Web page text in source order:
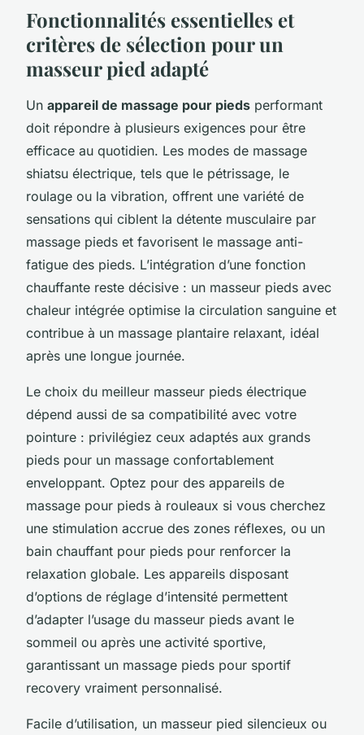
Fonctionnalités essentielles et
critères de sélection pour un
masseur pied adapté
Un appareil de massage pour pieds performant
doit répondre à plusieurs exigences pour être
efficace au quotidien. Les modes de massage
shiatsu électrique, tels que le pétrissage, le
roulage ou la vibration, offrent une variété de
sensations qui ciblent la détente musculaire par
massage pieds et favorisent le massage anti-
fatigue des pieds. L’intégration d’une fonction
chauffante reste décisive : un masseur pieds avec
chaleur intégrée optimise la circulation sanguine et
contribue à un massage plantaire relaxant, idéal
après une longue journée.
Le choix du meilleur masseur pieds électrique
dépend aussi de sa compatibilité avec votre
pointure : privilégiez ceux adaptés aux grands
pieds pour un massage confortablement
enveloppant. Optez pour des appareils de
massage pour pieds à rouleaux si vous cherchez
une stimulation accrue des zones réflexes, ou un
bain chauffant pour pieds pour renforcer la
relaxation globale. Les appareils disposant
d’options de réglage d’intensité permettent
d’adapter l’usage du masseur pieds avant le
sommeil ou après une activité sportive,
garantissant un massage pieds pour sportif
recovery vraiment personnalisé.
Facile d’utilisation, un masseur pied silencieux ou